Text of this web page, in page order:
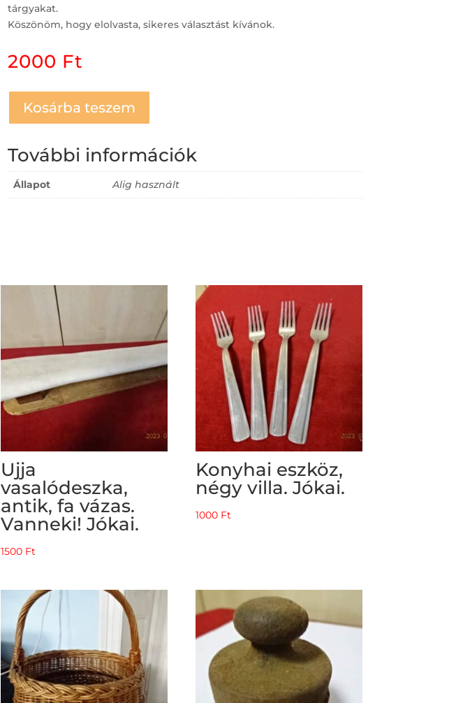
tárgyakat.
Köszönöm, hogy elolvasta, sikeres választást kívánok.
2000 Ft
Kosárba teszem
További információk
Állapot Alig használt
Ujja
vasalódeszka,
antik, fa vázas.
Vanneki! Jókai.
1500 Ft
Konyhai eszköz,
négy villa. Jókai.
1000 Ft